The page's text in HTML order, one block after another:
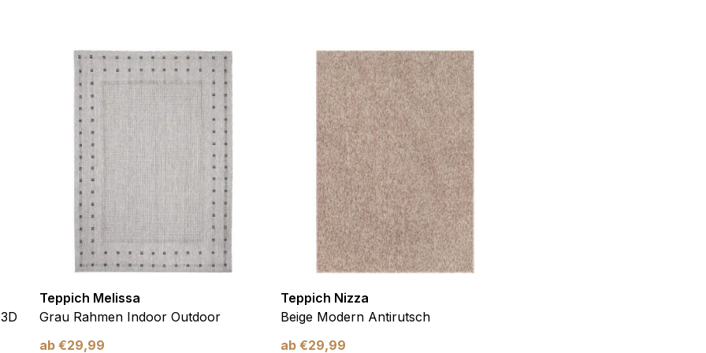
Teppich Melissa
Grau Rahmen Indoor Outdoor
ab €29,99
Teppich Nizza
Beige Modern Antirutsch
ab €29,99
sammeln und melden.
um Benutzer über Websites hinweg zu verfolgen. Das Ziel ist es, Anzeigen
Benutzer relevant und ansprechend sind und somit wertvoller für Herausgeber und
sind solche, die analysiert werden und noch keiner Kategorie zugeordnet wurden.
Meine Einstellungen speichern Alle akzeptieren